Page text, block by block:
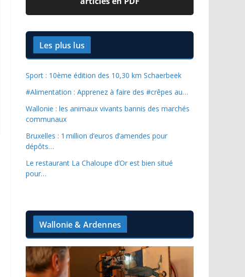
Les plus lus
Sport : 10ème édition des 10,30 km Schaerbeek
#Alimentation : Apprenez à faire des #crêpes au…
Wallonie : les animaux vivants bannis des marchés
communaux
Bruxelles : 1 million d’euros d’amendes pour
dépôts…
Le restaurant La Chaloupe d’Or est bien situé
pour…
Wallonie & Ardennes